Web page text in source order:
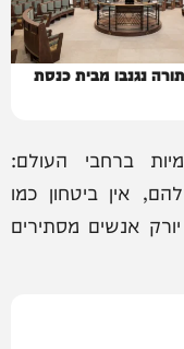
תורה נגנבו מבית כנסת
ברחבי העולם:
אין ביטחון כמו
אנשים מסתירים